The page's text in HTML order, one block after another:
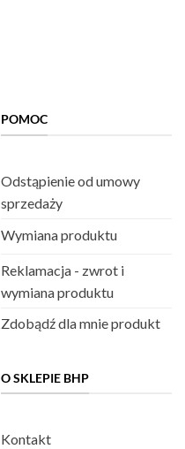
POMOC
Odstąpienie od umowy
sprzedaży
Wymiana produktu
Reklamacja - zwrot i
wymiana produktu
Zdobądź dla mnie produkt
O SKLEPIE BHP
Kontakt